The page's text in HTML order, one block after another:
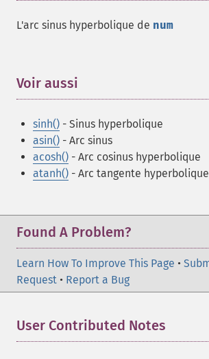
L'arc sinus hyperbolique de num
Voir aussi
sinh() - Sinus hyperbolique
asin() - Arc sinus
acosh() - Arc cosinus hyperbolique
atanh() - Arc tangente hyperbolique
Found A Problem?
Learn How To Improve This Page •
Request • Report a Bug
User Contributed Notes